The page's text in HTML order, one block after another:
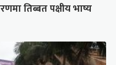
तिब्बत पक्षीय भाष्य